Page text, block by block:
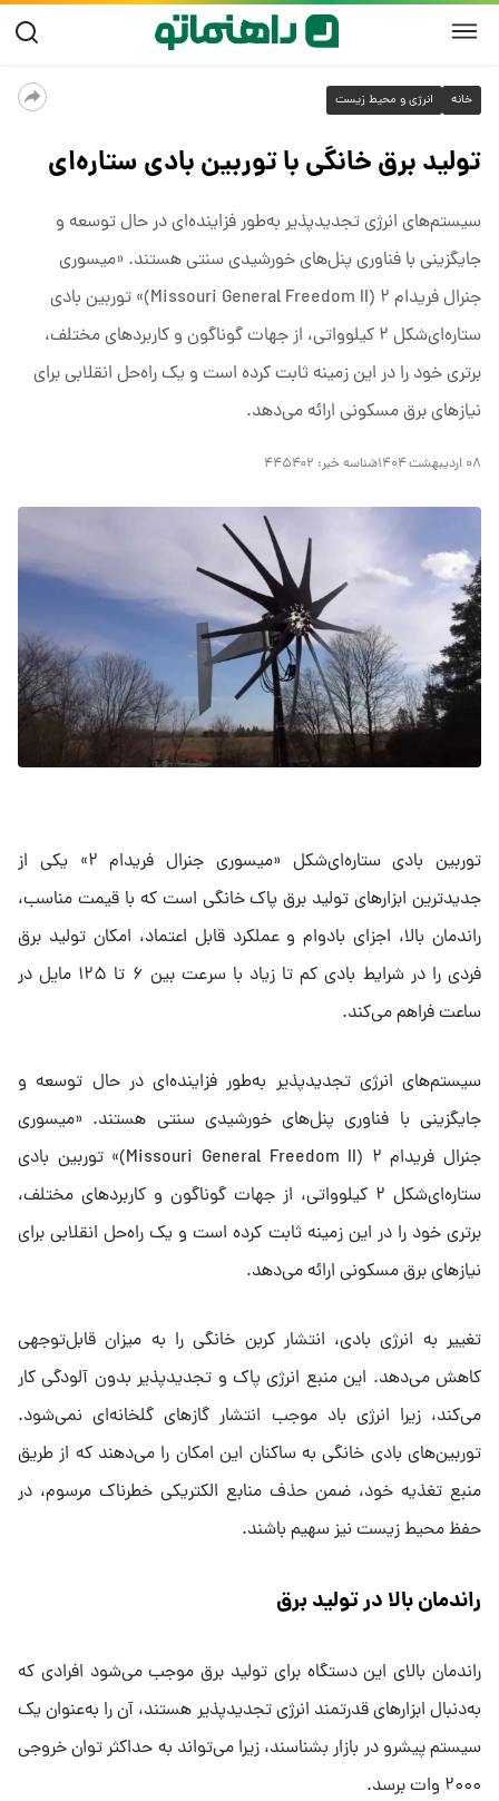
خانه انرژی و محیط زیست
تولید برق خانگی با توربین بادی ستاره‌ای
سیستم‌های انرژی تجدیدپذیر به‌طور فزاینده‌ای در حال توسعه و
جایگزینی با فناوری پنل‌های خورشیدی سنتی هستند. «میسوری
جنرال فریدام ۲ (Missouri General Freedom II)» توربین بادی
ستاره‌ای‌شکل ۲ کیلوواتی، از جهات گوناگون و کاربردهای مختلف،
برتری خود را در این زمینه ثابت کرده است و یک راه‌حل انقلابی برای
نیازهای برق مسکونی ارائه می‌دهد.
۰۸ اردیبهشت ۱۴۰۴ شناسه خبر: ۴۴۵۴۰۲
توربین بادی ستاره‌ای‌شکل «میسوری جنرال فریدام ۲» یکی از
جدیدترین ابزارهای تولید برق پاک خانگی است که با قیمت مناسب،
راندمان بالا، اجزای بادوام و عملکرد قابل اعتماد، امکان تولید برق
فردی را در شرایط بادی کم تا زیاد با سرعت بین ۶ تا ۱۲۵ مایل در
ساعت فراهم می‌کند.
سیستم‌های انرژی تجدیدپذیر به‌طور فزاینده‌ای در حال توسعه و
جایگزینی با فناوری پنل‌های خورشیدی سنتی هستند. «میسوری
جنرال فریدام ۲ (Missouri General Freedom II)» توربین بادی
ستاره‌ای‌شکل ۲ کیلوواتی، از جهات گوناگون و کاربردهای مختلف،
برتری خود را در این زمینه ثابت کرده است و یک راه‌حل انقلابی برای
نیازهای برق مسکونی ارائه می‌دهد.
تغییر به انرژی بادی، انتشار کربن خانگی را به میزان قابل‌توجهی
کاهش می‌دهد. این منبع انرژی پاک و تجدیدپذیر بدون آلودگی کار
می‌کند، زیرا انرژی باد موجب انتشار گازهای گلخانه‌ای نمی‌شود.
توربین‌های بادی خانگی به ساکنان این امکان را می‌دهند که از طریق
منبع تغذیه خود، ضمن حذف منابع الکتریکی خطرناک مرسوم، در
حفظ محیط زیست نیز سهیم باشند.
راندمان بالا در تولید برق
راندمان بالای این دستگاه برای تولید برق موجب می‌شود افرادی که
به‌دنبال ابزارهای قدرتمند انرژی تجدیدپذیر هستند، آن را به‌عنوان یک
سیستم پیشرو در بازار بشناسند، زیرا می‌تواند به حداکثر توان خروجی
۲۰۰۰ وات برسد.